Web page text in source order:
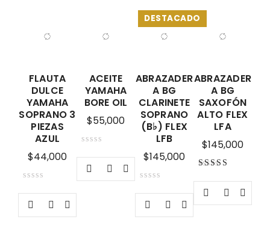
FLAUTA
DULCE
YAMAHA
SOPRANO 3
PIEZAS
AZUL
$44,000
ACEITE
YAMAHA
BORE OIL
$55,000
DESTACADO
ABRAZADER
A BG
CLARINETE
SOPRANO
(B♭) FLEX
LFB
$145,000
ABRAZADER
A BG
SAXOFÓN
ALTO FLEX
LFA
$145,000
Valorado con
de 5